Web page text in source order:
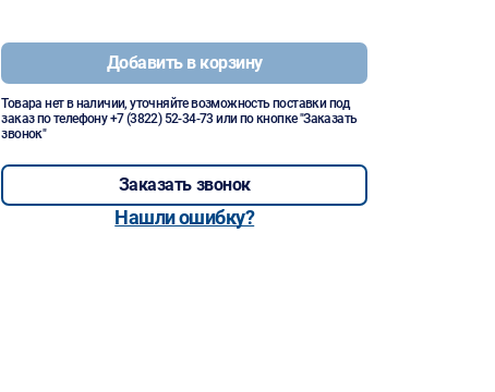
Добавить в корзину
Товара нет в наличии, уточняйте возможность поставки под
заказ по телефону+7 (3822) 52-34-73 или по кнопке "Заказать
звонок"
Заказать звонок
Нашли ошибку?